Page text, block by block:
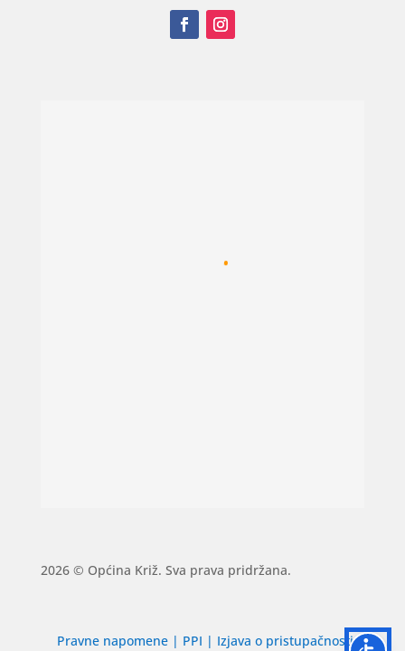
2026 © Općina Križ. Sva prava pridržana.
Pravne napomene | PPI | Izjava o pristupačnosti|